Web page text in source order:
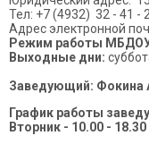
Тел: +7 (4932) 32 - 41 -
Адрес электронной
Режим работы
Выходные дни:
Заведующий: Фокина
График работы
Вторник - 10.00 - 18.30